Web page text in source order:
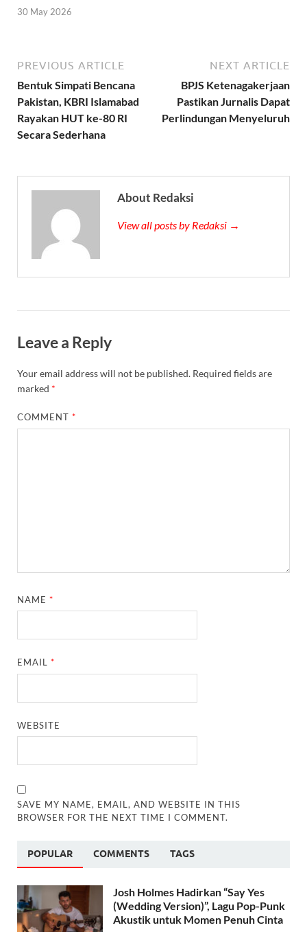
30 May 2026
PREVIOUS ARTICLE
Bentuk Simpati Bencana
Pakistan, KBRI Islamabad
Rayakan HUT ke-80 RI
Secara Sederhana
NEXT ARTICLE
BPJS Ketenagakerjaan
Pastikan Jurnalis Dapat
Perlindungan Menyeluruh
About Redaksi
View all posts by Redaksi →
Leave a Reply
Your email address will not be published. Required fields are
marked *
COMMENT*
NAME*
EMAIL*
WEBSITE
SAVE MY NAME, EMAIL, AND WEBSITE IN THIS
BROWSER FOR THE NEXT TIME I COMMENT.
POPULAR COMMENTS TAGS
Josh Holmes Hadirkan “Say Yes
(Wedding Version)”, Lagu Pop-Punk
Akustik untuk Momen Penuh Cinta